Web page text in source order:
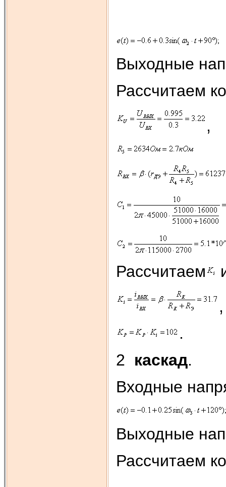
Выходные
Рассчитаем
,
Рассчитаем
,
.
2 каскад.
Входные
Выходные
Рассчитаем